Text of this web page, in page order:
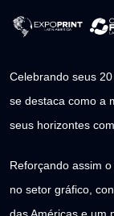
Celebrando seus
se destaca como a
seus horizontes
Reforçando assim
no setor gráfico,
das Américas e um